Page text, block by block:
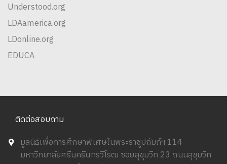
Understood.org
LDAamerica.org
LDonline.org
EDUCA
ติดต่อสอบถาม
มูลนิธิเพื่อการศึกษาพิเศษในพระราชูปถัมภ์ฯ 114
มหาวิทยาลัยศรีนครินทรวิโรฒ ซอยสุขุมวิท 23 ถนนสุขุมวิท